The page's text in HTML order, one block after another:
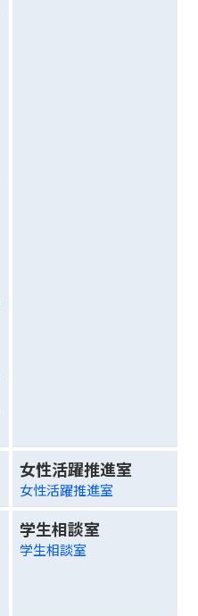
女性活躍推進室
女性活躍推進室
学生相談室
学生相談室